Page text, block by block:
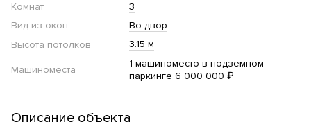
Комнат
3
Вид из окон
Во двор
Высота потолков
3.15 м
Машиноместа
1 машиноместо в подземном
паркинге 6 000 000 ₽
Описание объекта